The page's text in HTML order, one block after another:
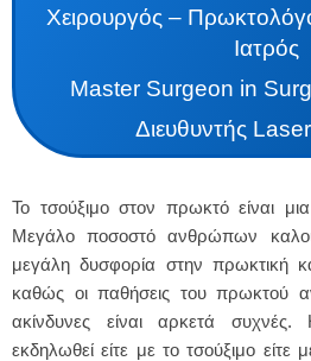
Χειρουργός –
Ιατρός
Master Surgeon in
Διευθυντής
Το τσούξιμο στον πρωκτό είναι
Μεγάλο ποσοστό ανθρώπων
μεγάλη δυσφορία στην πρωκτική
καθώς οι παθήσεις του πρωκτού
ακίνδυνες είναι αρκετά
εκδηλωθεί είτε με το τσούξιμο